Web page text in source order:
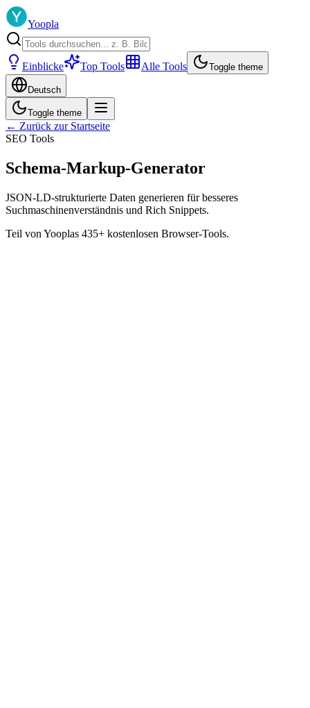
Yoopla
Einblicke Top Tools Alle Tools Toggle theme
Deutsch
Toggle theme
← Zurück zur Startseite
SEO Tools
Schema-Markup-Generator
JSON-LD-strukturierte Daten generieren für besseres
Suchmaschinenverständnis und Rich Snippets.
Teil von Yooplas 435+ kostenlosen Browser-Tools.